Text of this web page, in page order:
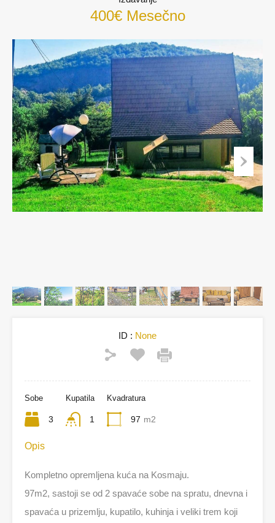
400€ Mesečno
ID : None
Sobe
3
Kupatila
1
Kvadratura
97 m2
Opis
Kompletno opremljena kuća na Kosmaju.
97m2, sastoji se od 2 spavaće sobe na spratu, dnevna i
spavaća u prizemlju, kupatilo, kuhinja i veliki trem koji